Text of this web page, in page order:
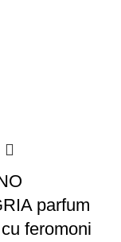
parfum
feromoni